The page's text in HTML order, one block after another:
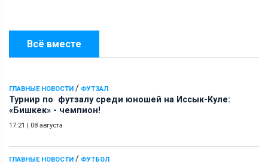
Всё вместе
ГЛАВНЫЕ НОВОСТИ / ФУТЗАЛ
Турнир по футзалу среди юношей на Иссык-Куле:
«Бишкек» - чемпион!
17:21 | 08 августа
ГЛАВНЫЕ НОВОСТИ / ФУТБОЛ